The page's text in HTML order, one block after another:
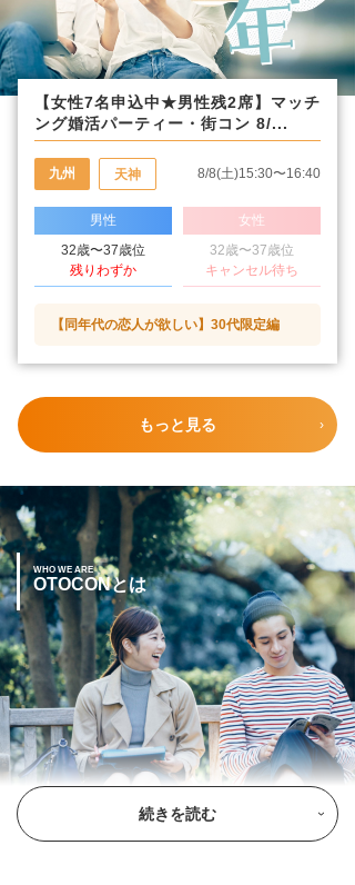
【女性7名申込中★男性残2席】マッチ
ング婚活パーティー・街コン 8/...
九州 天神 8/8(土)15:30〜16:40
男性
32歳〜37歳位
残りわずか
女性
32歳〜37歳位
キャンセル待ち
【同年代の恋人が欲しい】30代限定編
もっと見る
WHO WE ARE
OTOCONとは
続きを読む